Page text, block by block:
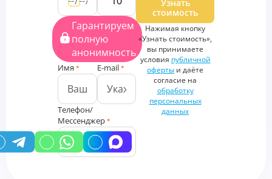
Гарантируем
полную
анонимность
Имя * E-mail *
Телефон/
Мессенджер *
Загрузить
файлы
Дополнительная
информация
Узнать
стоимость
Нажимая кнопку
«Узнать стоимость»,
вы принимаете
условия публичной
оферты и даёте
согласие на
обработку
персональных
данных